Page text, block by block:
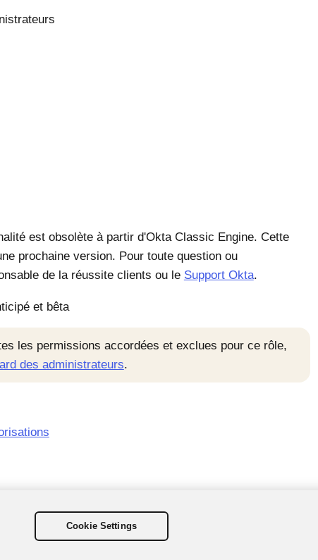
est obsolète à partir d'Okta Classic Engine. Cette
prochaine version. Pour toute question ou
de la réussite clients ou le Support Okta.
et bêta
les permissions accordées et exclues pour ce rôle,
des administrateurs.
Cookie Settings